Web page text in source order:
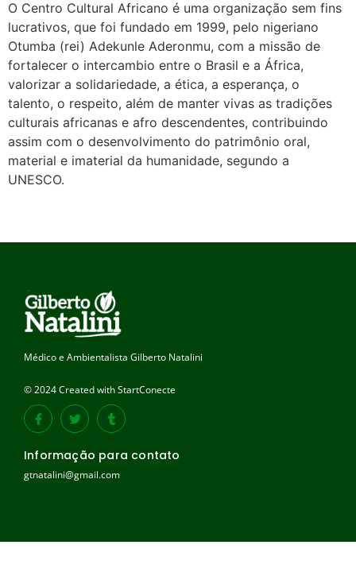
O Centro Cultural Africano é uma organização sem fins
lucrativos, que foi fundado em 1999, pelo nigeriano
Otumba (rei) Adekunle Aderonmu, com a missão de
fortalecer o intercambio entre o Brasil e a África,
valorizar a solidariedade, a ética, a esperança, o
talento, o respeito, além de manter vivas as tradições
culturais africanas e afro descendentes, contribuindo
assim com o desenvolvimento do patrimônio oral,
material e imaterial da humanidade, segundo a
UNESCO.
Médico e Ambientalista Gilberto Natalini
© 2024 Created with StartConecte
Informação para contato
gtnatalini@gmail.com